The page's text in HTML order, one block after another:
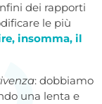
dei rapporti
le più
insomma, il
: dobbiamo
una lenta e